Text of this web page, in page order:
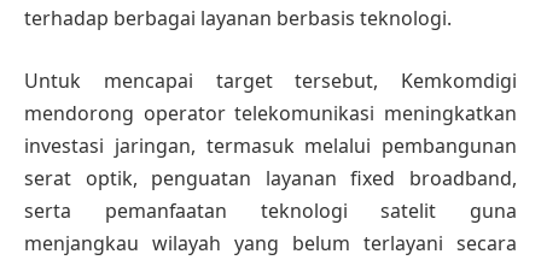
terhadap berbagai layanan berbasis teknologi.
Untuk mencapai target tersebut, Kemkomdigi
mendorong operator telekomunikasi meningkatkan
investasi jaringan, termasuk melalui pembangunan
serat optik, penguatan layanan fixed broadband,
serta pemanfaatan teknologi satelit guna
menjangkau wilayah yang belum terlayani secara